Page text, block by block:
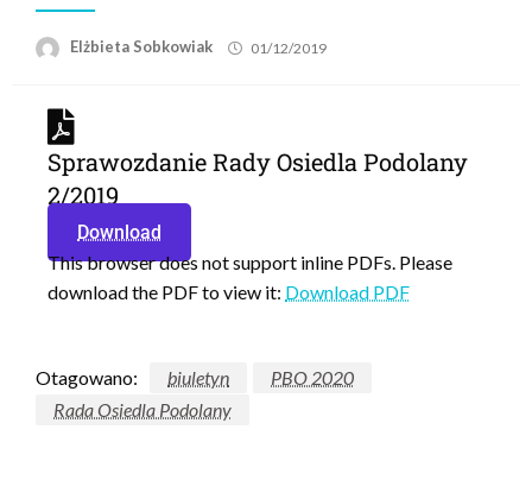
Elżbieta Sobkowiak 01/12/2019
Sprawozdanie Rady Osiedla Podolany
2/2019
Download
This browser does not support inline PDFs. Please
download the PDF to view it: Download PDF
Otagowano: biuletyn
PBO 2020
Rada Osiedla Podolany